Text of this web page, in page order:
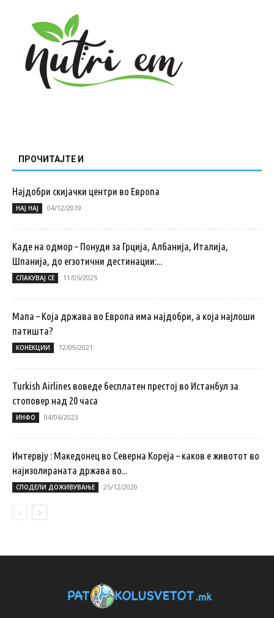
ПРОЧИТАЈТЕ И
Најдобри скијачки центри во Европа
НАЈ НАЈ 04/12/2019
Каде на одмор – Понуди за Грција, Албанија, Италија,
Шпанија, до егзотични дестинации:...
СПАКУВАЈ СЕ 11/05/2025
Мапа – Која држава во Европа има најдобри, а која најлоши
патишта?
КОНЕКЦИИ 12/09/2021
Turkish Airlines воведе бесплатен престој во Истанбул за
стоповер над 20 часа
ИНФО 04/06/2023
Интервју : Македонец во Северна Кореја – каков е животот во
најизолираната држава во...
СПОДЕЛИ ДОЖИВУВАЊЕ 25/12/2020